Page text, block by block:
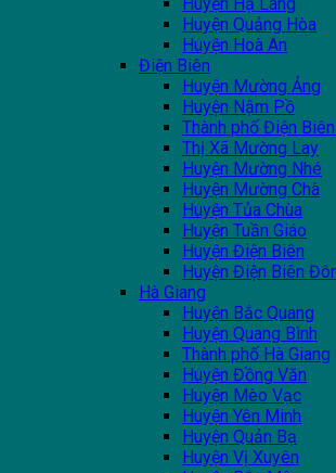
Huyện Quảng Hòa
Huyện Hoà An
Điện Biên
Huyện Mường Ảng
Huyện Nậm Pồ
Thành phố Điện
Thị Xã Mường Lay
Huyện Mường Nhé
Huyện Mường Chà
Huyện Tủa Chùa
Huyện Tuần Giáo
Huyện Điện Biên
Huyện Điện Biên
Hà Giang
Huyện Bắc Quang
Huyện Quang Bình
Thành phố Hà Giang
Huyện Đồng Văn
Huyện Mèo Vạc
Huyện Yên Minh
Huyện Quản Bạ
Huyện Vị Xuyên